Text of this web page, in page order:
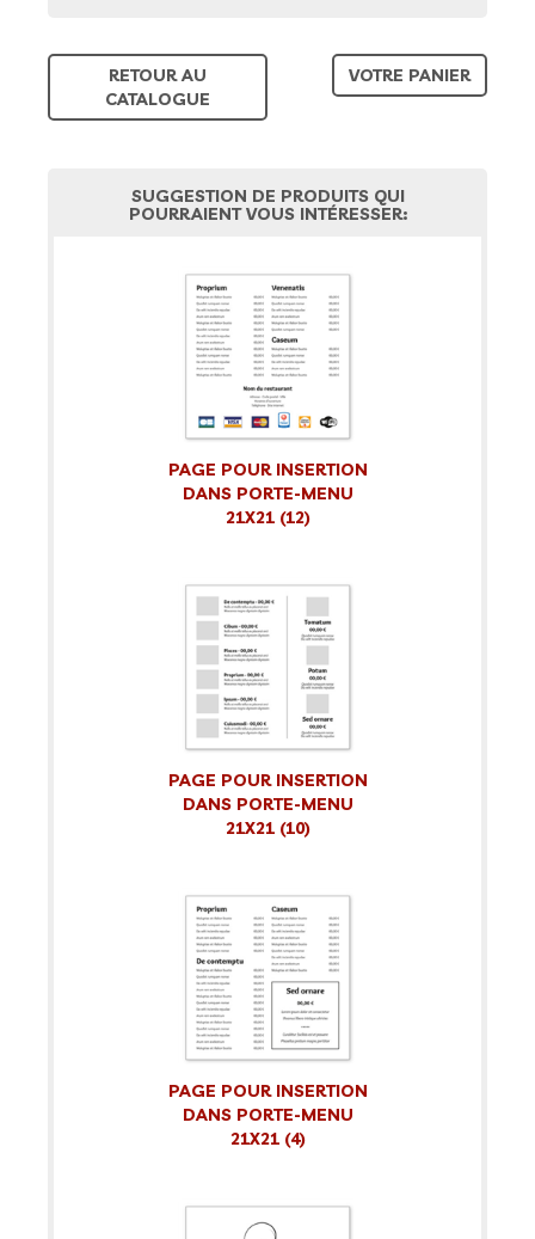
RETOUR AU
CATALOGUE
VOTRE PANIER
SUGGESTION DE PRODUITS QUI
POURRAIENT VOUS INTÉRESSER:
PAGE POUR INSERTION
DANS PORTE-MENU
21X21 (12)
PAGE POUR INSERTION
DANS PORTE-MENU
21X21 (10)
PAGE POUR INSERTION
DANS PORTE-MENU
21X21 (4)